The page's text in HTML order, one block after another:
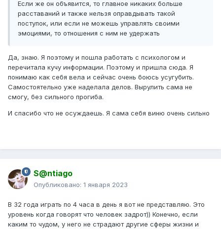
Если же он объявится, то главное никаких больше
расставаний и также нельзя оправдывать такой
поступок, или если не можешь управлять своими
эмоциями, то отношения с ним не удержать
Да, знаю. Я поэтому и пошла работать с психологом и
перечитала кучу информации. Поэтому и пришла сюда. Я
понимаю как себя вела и сейчас очень боюсь усугубить.
Самостоятельно уже наделала делов. Вырулить сама не
смогу, без сильного прогиба.
И спасибо что не осуждаешь. Я сама себя виню очень сильно
S@ntiago
Опубликовано: 1 января 2023
В 32 года играть по 4 часа в день я вот не представляю. Это
уровень когда говорят что человек задрот)) Конечно, если
каким то чудом, у него не страдают другие сферы жизни и